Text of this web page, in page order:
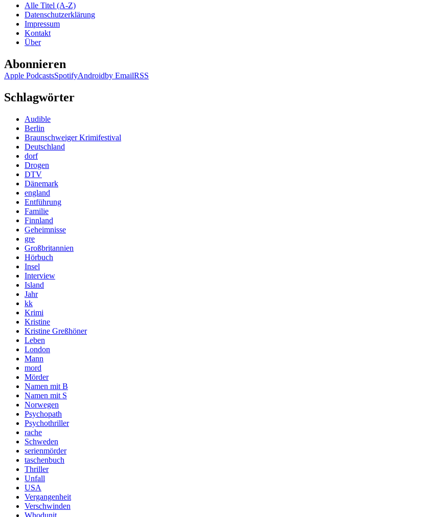
Alle Titel (A-Z)
Datenschutzerklärung
Impressum
Kontakt
Über
Abonnieren
Apple PodcastsSpotifyAndroidby EmailRSS
Schlagwörter
Audible
Berlin
Braunschweiger Krimifestival
Deutschland
dorf
Drogen
DTV
Dänemark
england
Entführung
Familie
Finnland
Geheimnisse
gre
Großbritannien
Hörbuch
Insel
Interview
Island
Jahr
kk
Krimi
Kristine
Kristine Greßhöner
Leben
London
Mann
mord
Mörder
Namen mit B
Namen mit S
Norwegen
Psychopath
Psychothriller
rache
Schweden
serienmörder
taschenbuch
Thriller
Unfall
USA
Vergangenheit
Verschwinden
Whodunit